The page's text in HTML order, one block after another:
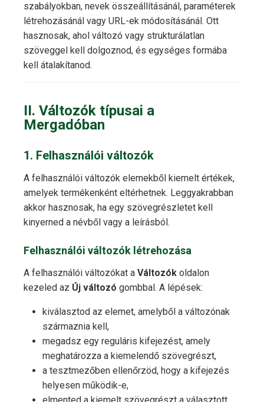
szabályokban, nevek összeállításánál, paraméterek
létrehozásánál vagy URL-ek módosításánál. Ott
hasznosak, ahol változó vagy strukturálatlan
szöveggel kell dolgoznod, és egységes formába
kell átalakítanod.
II. Változók típusai a
Mergadóban
1. Felhasználói változók
A felhasználói változók elemekből kiemelt értékek,
amelyek termékenként eltérhetnek. Leggyakrabban
akkor hasznosak, ha egy szövegrészletet kell
kinyerned a névből vagy a leírásból.
Felhasználói változók létrehozása
A felhasználói változókat a Változók oldalon
kezeled az Új változó gombbal. A lépések:
kiválasztod az elemet, amelyből a változónak
származnia kell,
megadsz egy reguláris kifejezést, amely
meghatározza a kiemelendő szövegrészt,
a tesztmezőben ellenőrzöd, hogy a kifejezés
helyesen működik-e,